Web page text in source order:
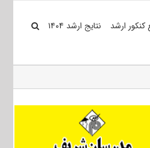
کنکور ارشد نتایج ارشد ۱۴۰۴